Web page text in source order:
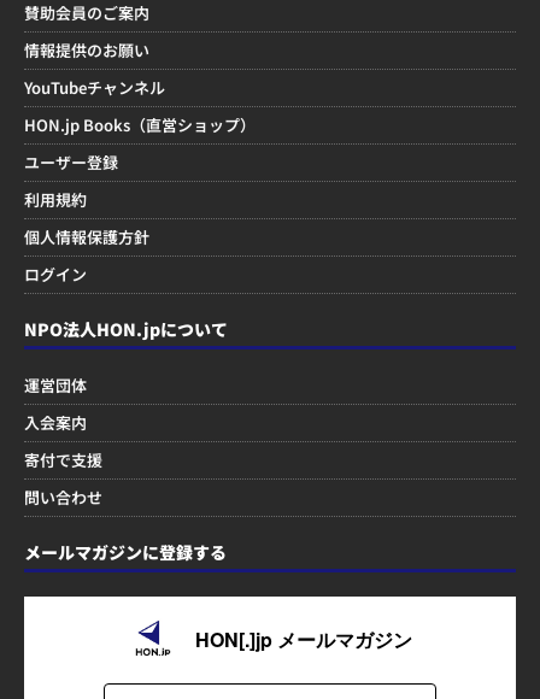
賛助会員のご案内
情報提供のお願い
YouTubeチャンネル
HON.jp Books（直営ショップ）
ユーザー登録
利用規約
個人情報保護方針
ログイン
NPO法人HON.jpについて
運営団体
入会案内
寄付で支援
問い合わせ
メールマガジンに登録する